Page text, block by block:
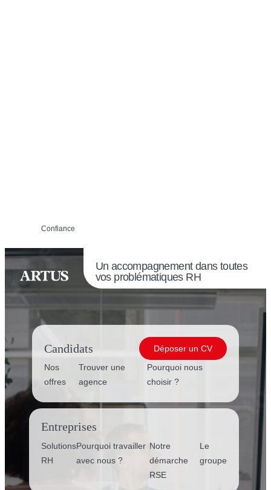
Confiance
Un accompagnement dans toutes
vos problématiques RH
Candidats
Déposer un CV
Nos
offres
Trouver une
agence
Pourquoi nous
choisir ?
Entreprises
Solutions
RH
Pourquoi travailler
avec nous ?
Notre
démarche
RSE
Le
groupe